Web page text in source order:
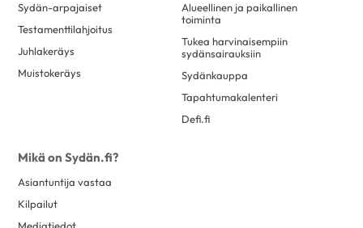
Sydän-arpajaiset
Testamenttilahjoitus
Juhlakeräys
Muistokeräys
Alueellinen ja paikallinen
toiminta
Tukea harvinaisempiin
sydänsairauksiin
Sydänkauppa
Tapahtumakalenteri
Defi.fi
Mikä on Sydän.fi?
Asiantuntija vastaa
Kilpailut